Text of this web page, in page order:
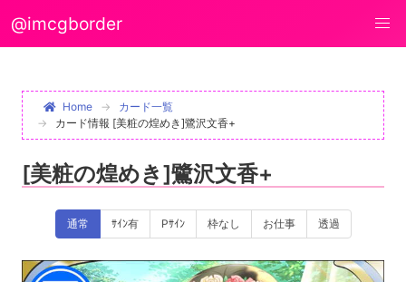
@imcgborder
Home
カード一覧
カード情報 [美粧の煌めき]鷺沢文香+
[美粧の煌めき]鷺沢文香+
通常 ｻｲﾝ有 Pｻｲﾝ 枠なし お仕事 透過